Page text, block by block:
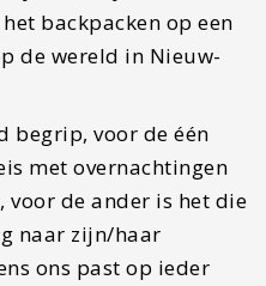
backpacken op een
de wereld in Nieuw-
begrip, voor de één
met overnachtingen
voor de ander is het die
naar zijn/haar
ons past op ieder